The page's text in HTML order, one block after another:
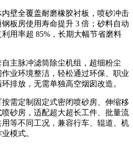
壁全覆盖耐磨橡胶衬板，喷砂冲击
板房使用寿命提升 3 倍；砂料自动
用率超 85%，长期大幅节省磨料
主脉冲滤筒除尘机组，超细粉尘
业环境整洁，轻松通过环保、职业
排放，无需单独高空烟囱改造。
需定制固定式密闭喷砂房、伸缩移
砂房，适配超大超长工件、批量流
等不同工况，兼容行车、辊道、机
模式。